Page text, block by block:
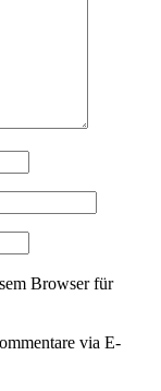
Browser für
via E-